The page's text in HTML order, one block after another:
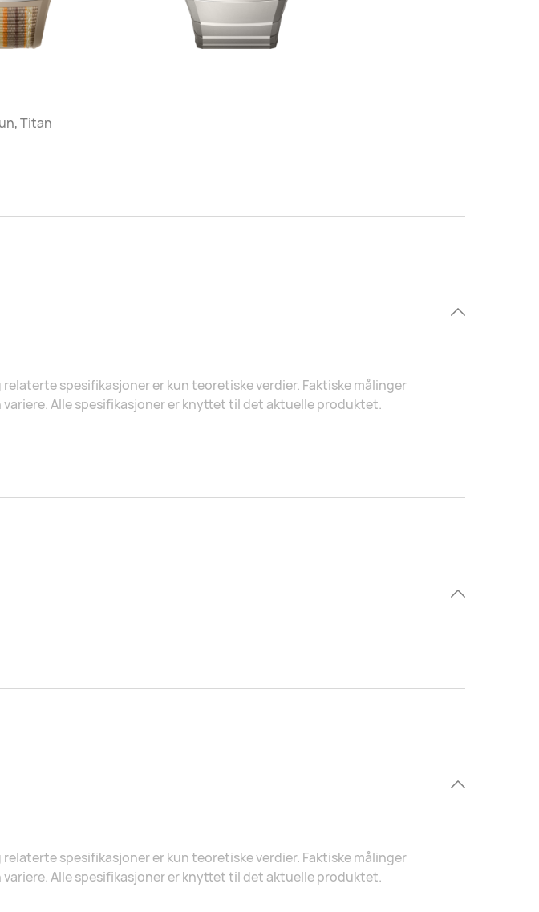
Titan
spesifikasjoner er kun teoretiske verdier. Faktiske målinger
Alle spesifikasjoner er knyttet til det aktuelle produktet.
spesifikasjoner er kun teoretiske verdier. Faktiske målinger
Alle spesifikasjoner er knyttet til det aktuelle produktet.